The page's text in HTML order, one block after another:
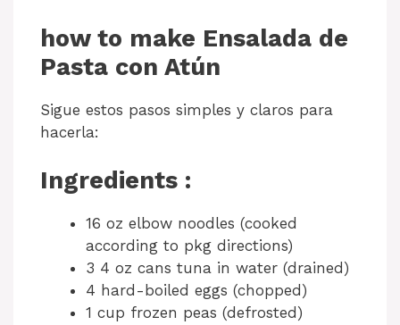
how to make Ensalada de
Pasta con Atún
Sigue estos pasos simples y claros para
hacerla:
Ingredients :
16 oz elbow noodles (cooked
according to pkg directions)
3 4 oz cans tuna in water (drained)
4 hard-boiled eggs (chopped)
1 cup frozen peas (defrosted)